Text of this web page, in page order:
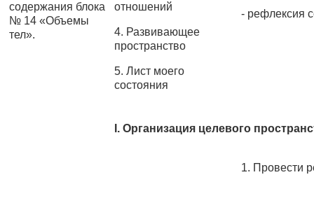
содержания блока
№ 14 «Объемы
тел».
отношений
4. Развивающее
пространство
5. Лист моего
состояния
- рефлексия
I. Организация целевого
1. Провести